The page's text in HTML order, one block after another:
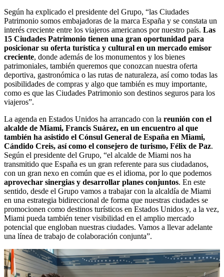
Según ha explicado el presidente del Grupo, “las Ciudades
Patrimonio somos embajadoras de la marca España y se constata un
interés creciente entre los viajeros americanos por nuestro país. Las
15 Ciudades Patrimonio tienen una gran oportunidad para
posicionar su oferta turística y cultural en un mercado emisor
creciente, donde además de los monumentos y los bienes
patrimoniales, también queremos que conozcan nuestra oferta
deportiva, gastronómica o las rutas de naturaleza, así como todas las
posibilidades de compras y algo que también es muy importante,
como es que las Ciudades Patrimonio son destinos seguros para los
viajeros”.
La agenda en Estados Unidos ha arrancado con la reunión con el
alcalde de Miami, Francis Suárez, en un encuentro al que
también ha asistido el Cónsul General de España en Miami,
Cándido Creis, así como el consejero de turismo, Félix de Paz.
Según el presidente del Grupo, “el alcalde de Miami nos ha
transmitido que España es un gran referente para sus ciudadanos,
con un gran nexo en común que es el idioma, por lo que podemos
aprovechar sinergias y desarrollar planes conjuntos. En este
sentido, desde el Grupo vamos a trabajar con la alcaldía de Miami
en una estrategia bidireccional de forma que nuestras ciudades se
promocionen como destinos turísticos en Estados Unidos y, a la vez,
Miami pueda también tener visibilidad en el amplio mercado
potencial que engloban nuestras ciudades. Vamos a llevar adelante
una línea de trabajo de colaboración conjunta”.